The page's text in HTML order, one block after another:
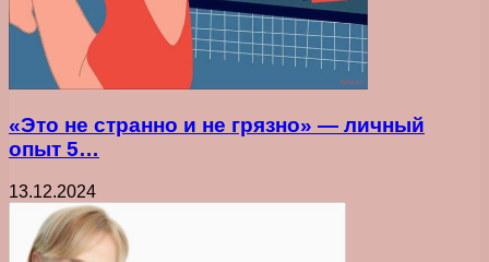
«Это не странно и не грязно» — личный
опыт 5…
13.12.2024